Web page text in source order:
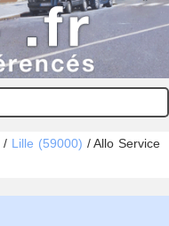
/ Lille (59000) /Allo Service